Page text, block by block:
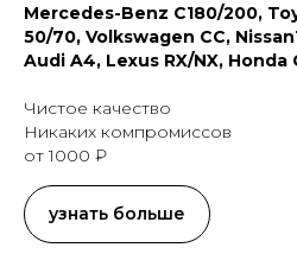
Mercedes-Benz C180/200,
50/70, Volkswagen CC,
Audi A4, Lexus RX/NX, Honda
Чистое качество
Никаких компромиссов
от 1000 ₽
узнать больше